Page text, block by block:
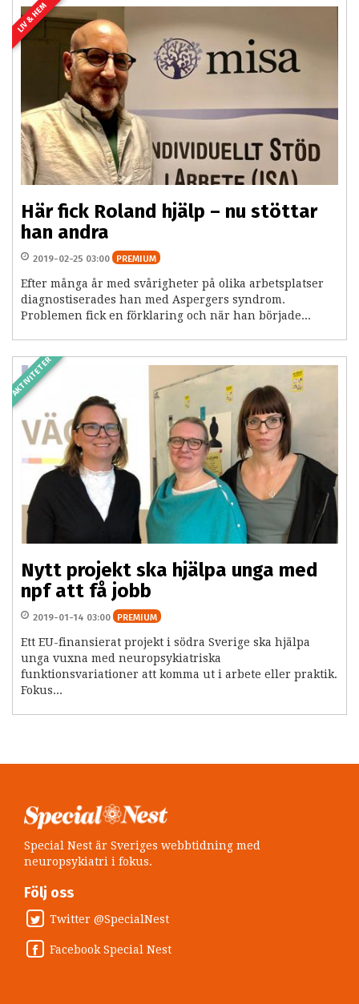
LIV & HEM
Här fick Roland hjälp – nu stöttar
han andra
2019-02-25 03:00 PREMIUM
Efter många år med svårigheter på olika arbetsplatser
diagnostiserades han med Aspergers syndrom.
Problemen fick en förklaring och när han började...
AKTIVITETER
Nytt projekt ska hjälpa unga med
npf att få jobb
2019-01-14 03:00 PREMIUM
Ett EU-finansierat projekt i södra Sverige ska hjälpa
unga vuxna med neuropsykiatriska
funktionsvariationer att komma ut i arbete eller praktik.
Fokus...
Special Nest är Sveriges webbtidning med
neuropsykiatri i fokus.
Följ oss
Twitter @SpecialNest
Facebook Special Nest